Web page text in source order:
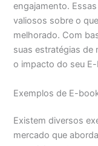
engajamento.
valiosos sobre o
melhorado. Com
suas estratégias de
o impacto do seu
Exemplos de E-
Existem diversos
mercado que